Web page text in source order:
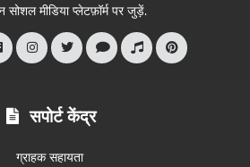
सोशल मीडिया प्लेटफ़ॉर्म पर जुड़ें.
सपोर्ट केंद्र
ग्राहक सहायता